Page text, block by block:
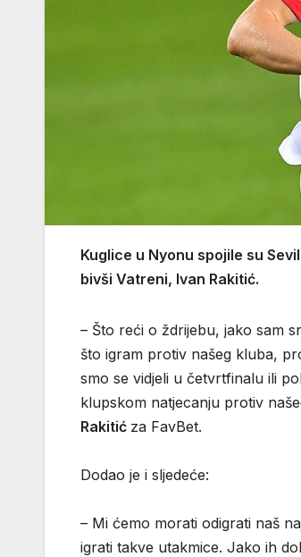
Kuglice u Nyonu spojile su
bivši Vatreni, Ivan Rakitić.
– Što reći o ždrijebu, jako sam
što igram protiv našeg kluba,
smo se vidjeli u četvrtfinalu ili
klupskom natjecanju protiv
Rakitić za FavBet.
Dodao je i sljedeće:
– Mi ćemo morati odigrati naš
igrati takve utakmice. Jako ih